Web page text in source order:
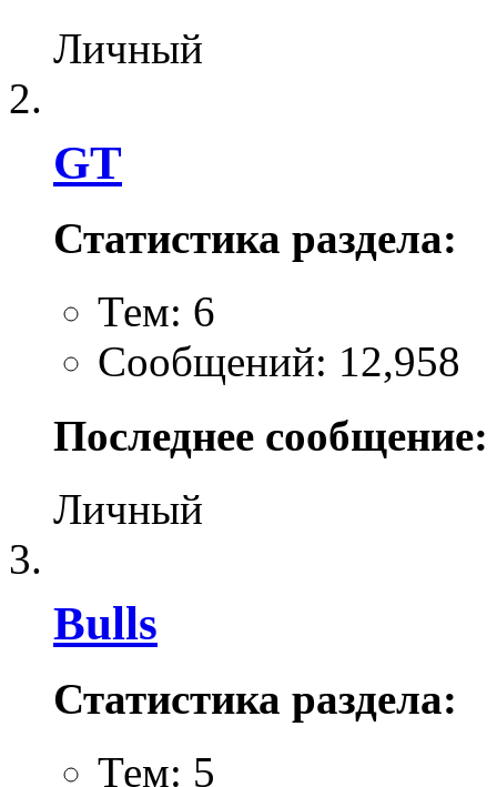
Личный
GT
Статистика раздела:
Тем: 6
Сообщений: 12,958
Последнее сообщение:
Личный
Bulls
Статистика раздела:
Тем: 5